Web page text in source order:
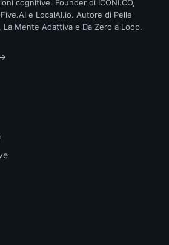
cognitive. Founder di ICONI.CO,
e LocalAI.io. Autore di Pelle
La Mente Adattiva e Da Zero a Loop.